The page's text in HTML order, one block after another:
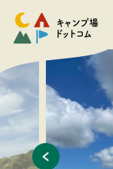
キャンプ場
ドットコム
予約